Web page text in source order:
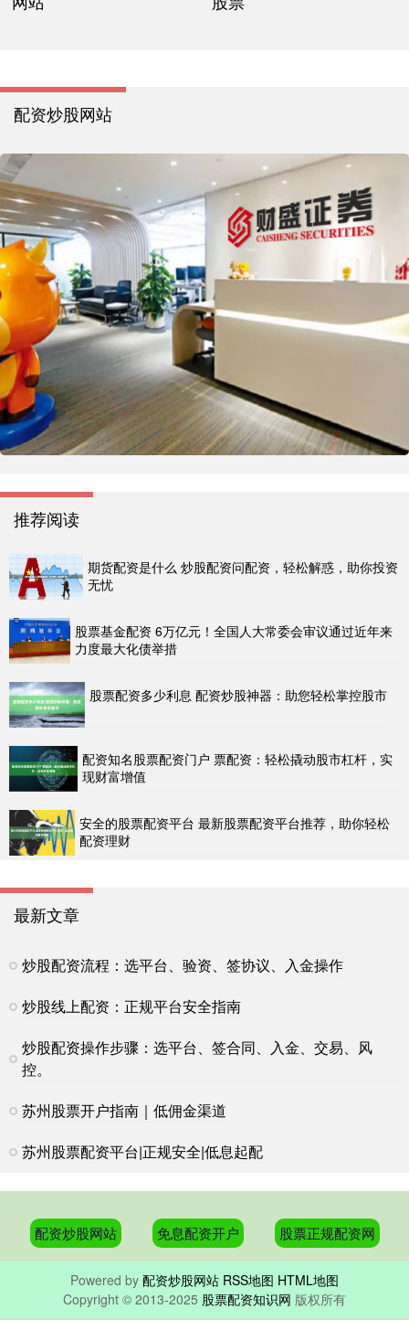
配资炒股网站
推荐阅读
期货配资是什么 炒股配资问配资，轻松解惑，助你投资
无忧
股票基金配资 6万亿元！全国人大常委会审议通过近年来
力度最大化债举措
股票配资多少利息 配资炒股神器：助您轻松掌控股市
配资知名股票配资门户 票配资：轻松撬动股市杠杆，实
现财富增值
安全的股票配资平台 最新股票配资平台推荐，助你轻松
配资理财
最新文章
炒股配资流程：选平台、验资、签协议、入金操作
炒股线上配资：正规平台安全指南
炒股配资操作步骤：选平台、签合同、入金、交易、风
控。
苏州股票开户指南｜低佣金渠道
苏州股票配资平台|正规安全|低息起配
配资炒股网站 免息配资开户 股票正规配资网
Powered by 配资炒股网站 RSS地图 HTML地图
Copyright © 2013-2025 股票配资知识网 版权所有